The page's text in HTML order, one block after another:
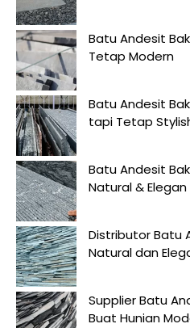
Batu Andesit
Tetap Modern
Batu Andesit
tapi Tetap
Batu Andesit
Natural & Elegan
Distributor Batu
Natural dan
Supplier Batu
Buat Hunian